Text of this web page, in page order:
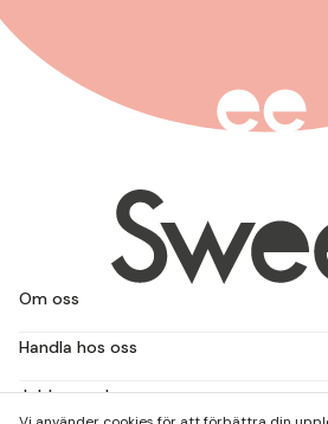
Om oss
Handla hos oss
Jobba med oss